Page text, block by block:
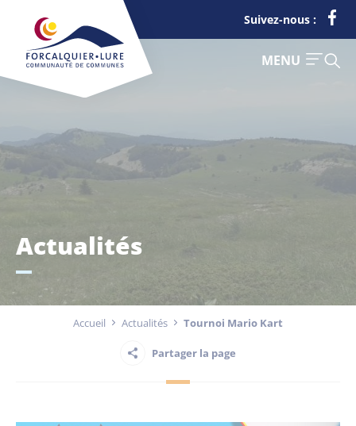
Suivez-nous :
Touriste
Entreprise
MENU
FERMER
Actualités
Accueil Actualités Tournoi Mario Kart
Partager la page
Actualités
Cookies management panel